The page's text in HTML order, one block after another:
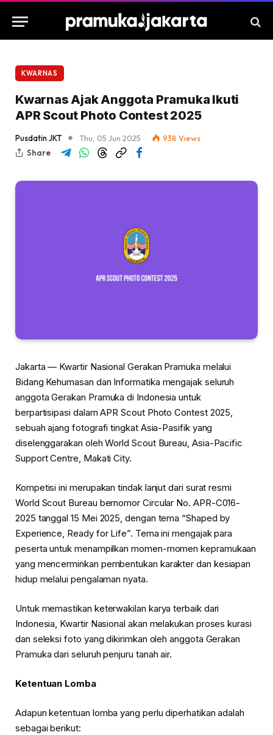
KWARNAS
Kwarnas Ajak Anggota Pramuka Ikuti
APR Scout Photo Contest 2025
Pusdatin JKT Thu, 05 Jun 2025 938 Views
Share
Jakarta — Kwartir Nasional Gerakan Pramuka melalui
Bidang Kehumasan dan Informatika mengajak seluruh
anggota Gerakan Pramuka di Indonesia untuk
berpartisipasi dalam APR Scout Photo Contest 2025,
sebuah ajang fotografi tingkat Asia-Pasifik yang
diselenggarakan oleh World Scout Bureau, Asia-Pacific
Support Centre, Makati City.
Kompetisi ini merupakan tindak lanjut dari surat resmi
World Scout Bureau bernomor Circular No. APR-C016-
2025 tanggal 15 Mei 2025, dengan tema “Shaped by
Experience, Ready for Life”. Tema ini mengajak para
peserta untuk menampilkan momen-momen kepramukaan
yang mencerminkan pembentukan karakter dan kesiapan
hidup melalui pengalaman nyata.
Untuk memastikan keterwakilan karya terbaik dari
Indonesia, Kwartir Nasional akan melakukan proses kurasi
dan seleksi foto yang dikirimkan oleh anggota Gerakan
Pramuka dari seluruh penjuru tanah air.
Ketentuan Lomba
Adapun ketentuan lomba yang perlu diperhatikan adalah
sebagai berikut: